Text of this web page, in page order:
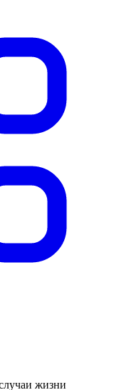
жизни